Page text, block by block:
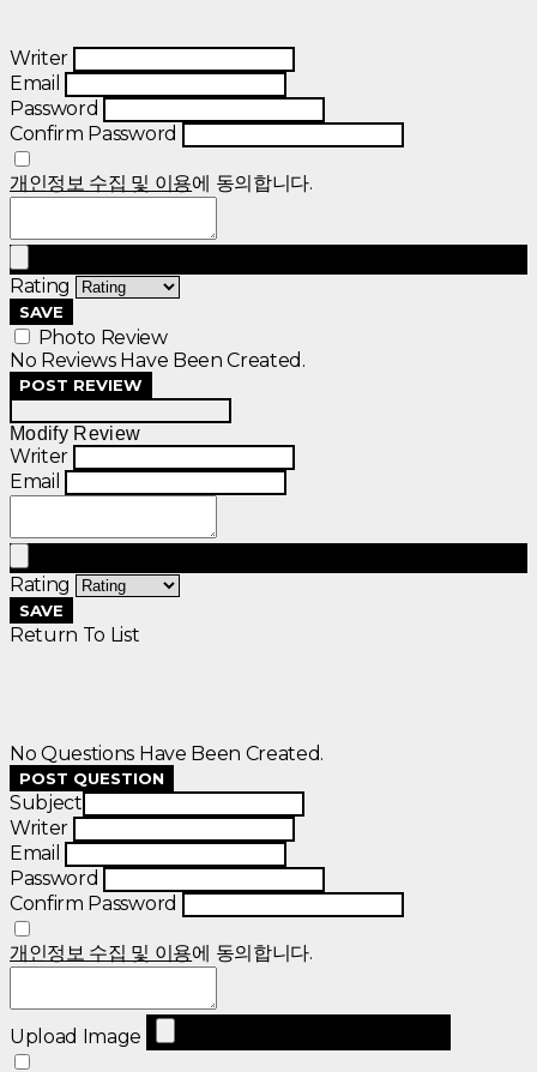
Writer
Email
Password
Confirm Password
개인정보 수집 및 이용에 동의합니다.
Rating
SAVE
Photo Review
No Reviews Have Been Created.
POST REVIEW
Modify Review
Writer
Email
Rating
SAVE
Return To List
No Questions Have Been Created.
POST QUESTION
Subject
Writer
Email
Password
Confirm Password
개인정보 수집 및 이용에 동의합니다.
Upload Image